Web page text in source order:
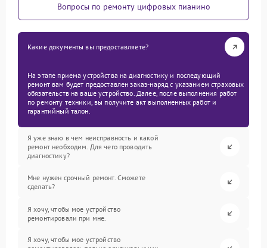
Вопросы по ремонту цифровых пианино
Какие документы вы предоставляете?
На этапе приема устройства на диагностику и последующий
ремонт вам будет предоставлен заказ-наряд с указанием страховых
обязательств на ваше устройство. Далее, после выполнения работ
по ремонту техники, вы получите акт выполненных работ и
гарантийный талон.
Я уже знаю в чем неисправность и какой
ремонт необходим. Для чего проводить
диагностику?
Мне нужен срочный ремонт. Сможете
сделать?
Я хочу, чтобы мое устройство
ремонтировали при мне.
Я хочу, чтобы мое устройство